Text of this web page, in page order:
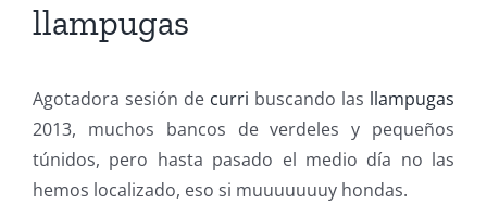
llampugas
Agotadora sesión de curri buscando las llampugas
2013, muchos bancos de verdeles y pequeños
túnidos, pero hasta pasado el medio día no las
hemos localizado, eso si muuuuuuuy hondas.